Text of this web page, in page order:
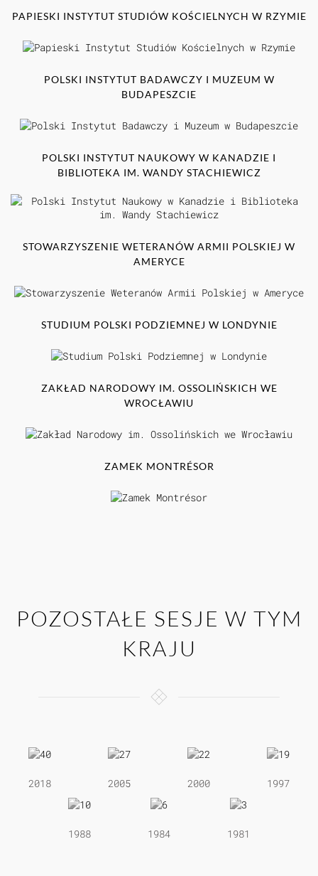
PAPIESKI INSTYTUT STUDIÓW KOŚCIELNYCH W RZYMIE
POLSKI INSTYTUT BADAWCZY I MUZEUM W
BUDAPESZCIE
POLSKI INSTYTUT NAUKOWY W KANADZIE I
BIBLIOTEKA IM. WANDY STACHIEWICZ
STOWARZYSZENIE WETERANÓW ARMII POLSKIEJ W
AMERYCE
STUDIUM POLSKI PODZIEMNEJ W LONDYNIE
ZAKŁAD NARODOWY IM. OSSOLIŃSKICH WE
WROCŁAWIU
ZAMEK MONTRÉSOR
POZOSTAŁE SESJE W TYM
KRAJU
2018 2005 2000 1997
1988 1984 1981